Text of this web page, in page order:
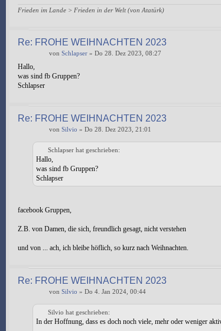
Frieden im Lande > Frieden in der Welt (von Atatürk)
Re: FROHE WEIHNACHTEN 2023
von Schlapser » Do 28. Dez 2023, 08:27
Hallo,
was sind fb Gruppen?
Schlapser
Re: FROHE WEIHNACHTEN 2023
von Silvio » Do 28. Dez 2023, 21:01
Schlapser hat geschrieben:
Hallo,
was sind fb Gruppen?
Schlapser
facebook Gruppen,
Z.B. von Damen, die sich, freundlich gesagt, nicht verstehen
und von ... ach, ich bleibe höflich, so kurz nach Weihnachten.
Re: FROHE WEIHNACHTEN 2023
von Silvio » Do 4. Jan 2024, 00:44
Silvio hat geschrieben:
In der Hoffnung, dass es doch noch viele, mehr oder weniger